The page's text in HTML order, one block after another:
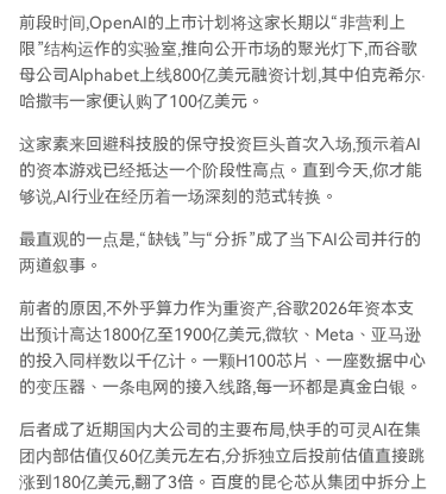
稀缺性、成长性独立估值的“价值中心”。 这反映
了资本对AI资产的重新定价：分拆使其摆脱集团利
润约束，获得高溢价。行业竞争焦点正从单纯的
“模型能力”和“算力规模”竞赛，转向“系统效率”和
“商业价值兑现”。智能体等发展凸显了CPU编排与
全栈工程的重要性。当前AI处于高投入但大规模商
业化前夕的关键节点，2026年的融资、分拆潮本
质是资本在追问AI技术的真实价值，这将重塑未来
前段时间,OpenAI的上市计划将这家长期以“非营利上
限”结构运作的实验室,推向公开市场的聚光灯下,而谷歌
母公司Alphabet上线800亿美元融资计划,其中伯克希尔·
哈撒韦一家便认购了100亿美元。
这家素来回避科技股的保守投资巨头首次入场,预示着AI
的资本游戏已经抵达一个阶段性高点。直到今天,你才能
够说,AI行业在经历着一场深刻的范式转换。
最直观的一点是,“缺钱”与“分拆”成了当下AI公司并行的
两道叙事。
前者的原因,不外乎算力作为重资产,谷歌2026年资本支
出预计高达1800亿至1900亿美元,微软、Meta、亚马逊
的投入同样数以千亿计。一颗H100芯片、一座数据中心
的变压器、一条电网的接入线路,每一环都是真金白银。
后者成了近期国内大公司的主要布局,快手的可灵AI在集
团内部估值仅60亿美元左右,分拆独立后投前估值直接跳
涨到180亿美元,翻了3倍。百度的昆仑芯从集团中拆分上